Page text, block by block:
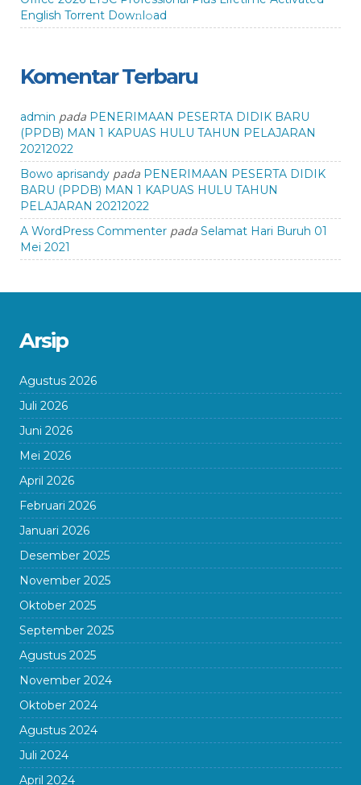
English Torrent Dow𝚗l𝚘аd
Komentar Terbaru
admin pada PENERIMAAN PESERTA DIDIK BARU
(PPDB) MAN 1 KAPUAS HULU TAHUN PELAJARAN
20212022
Bowo aprisandy pada PENERIMAAN PESERTA DIDIK
BARU (PPDB) MAN 1 KAPUAS HULU TAHUN
PELAJARAN 20212022
A WordPress Commenter pada Selamat Hari Buruh 01
Mei 2021
Arsip
Agustus 2026
Juli 2026
Juni 2026
Mei 2026
April 2026
Februari 2026
Januari 2026
Desember 2025
November 2025
Oktober 2025
September 2025
Agustus 2025
November 2024
Oktober 2024
Agustus 2024
Juli 2024
April 2024